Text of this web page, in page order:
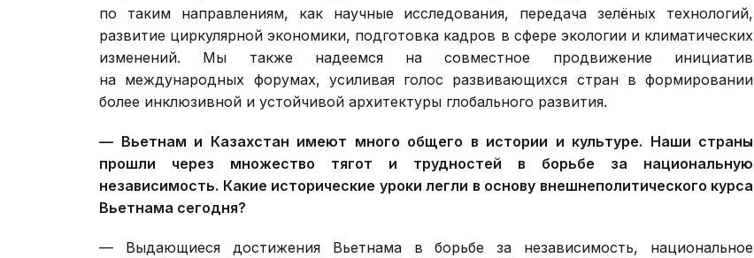
по таким направлениям, как научные исследования, передача зелёных технологий,
развитие циркулярной экономики, подготовка кадров в сфере экологии и климатических
изменений. Мы также надеемся на совместное продвижение инициатив
на международных форумах, усиливая голос развивающихся стран в формировании
более инклюзивной и устойчивой архитектуры глобального развития.
— Вьетнам и Казахстан имеют много общего в истории и культуре. Наши страны
прошли через множество тягот и трудностей в борьбе за национальную
независимость. Какие исторические уроки легли в основу внешнеполитического курса
Вьетнама сегодня?
— Выдающиеся достижения Вьетнама в борьбе за независимость, национальное